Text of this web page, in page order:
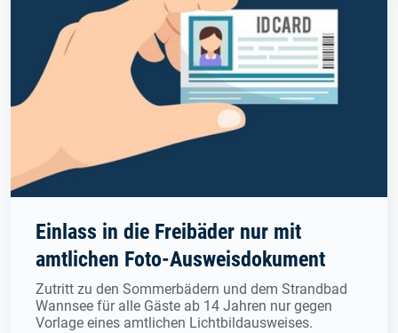
Einlass in die Freibäder nur mit
amtlichen Foto-Ausweisdokument
Zutritt zu den Sommerbädern und dem Strandbad
Wannsee für alle Gäste ab 14 Jahren nur gegen
Vorlage eines amtlichen Lichtbildausweises.